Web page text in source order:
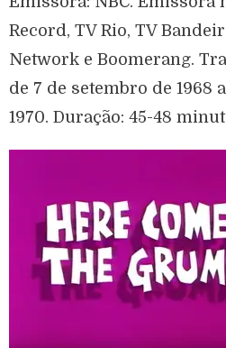
Record, TV Rio, TV
Network e Boomerang.
de 7 de setembro de 1968
1970. Duração: 45-48